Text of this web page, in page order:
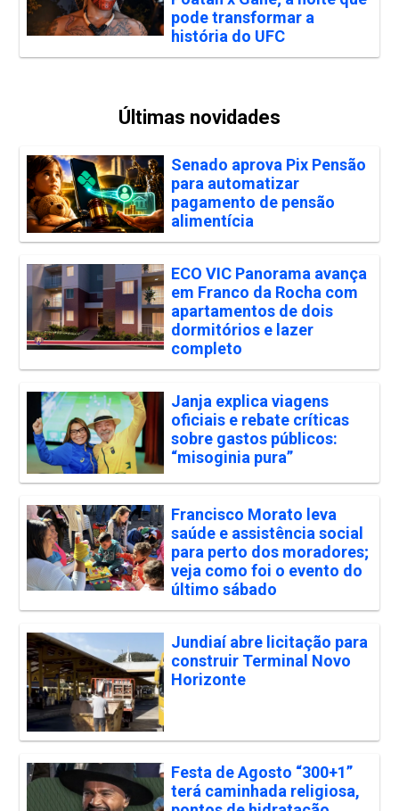
pode transformar a
história do UFC
Últimas novidades
Senado aprova Pix Pensão
para automatizar
pagamento de pensão
alimentícia
ECO VIC Panorama avança
em Franco da Rocha com
apartamentos de dois
dormitórios e lazer
completo
Janja explica viagens
oficiais e rebate críticas
sobre gastos públicos:
“misoginia pura”
Francisco Morato leva
saúde e assistência social
para perto dos moradores;
veja como foi o evento do
último sábado
Jundiaí abre licitação para
construir Terminal Novo
Horizonte
Festa de Agosto “300+1”
terá caminhada religiosa,